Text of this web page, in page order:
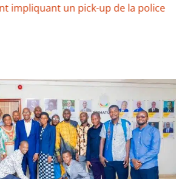
un pick-up de la police Guinée